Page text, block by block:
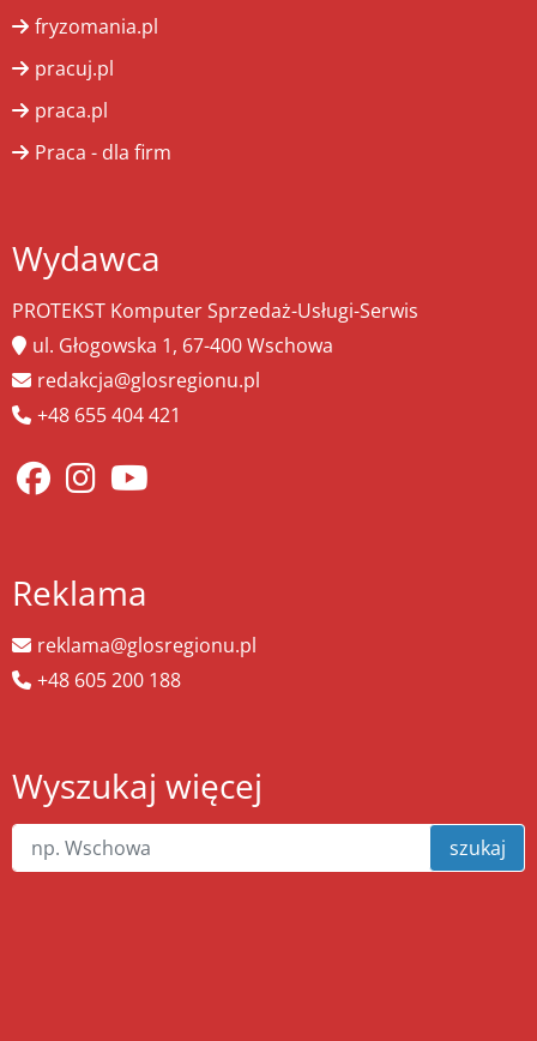
fryzomania.pl
pracuj.pl
praca.pl
Praca - dla firm
Wydawca
PROTEKST Komputer Sprzedaż-Usługi-Serwis
ul. Głogowska 1, 67-400 Wschowa
redakcja@glosregionu.pl
+48 655 404 421
Reklama
reklama@glosregionu.pl
+48 605 200 188
Wyszukaj więcej
szukaj